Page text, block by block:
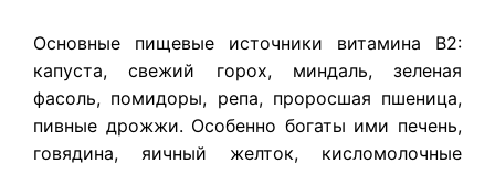
Основные пищевые источники витамина В2:
капуста, свежий горох, миндаль, зеленая
фасоль, помидоры, репа, проросшая пшеница,
пивные дрожжи. Особенно богаты ими печень,
говядина, яичный желток, кисломолочные